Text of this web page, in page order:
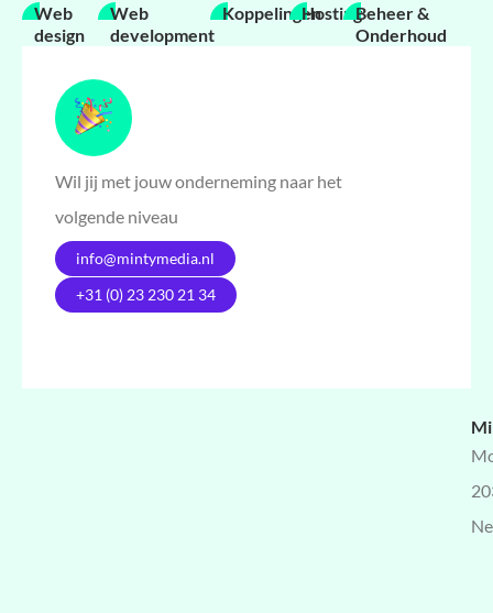
Web
design
Web
development
KoppelingenHostingBeheer &
Onderhoud
Wil jij met jouw onderneming naar het
volgende niveau
info@mintymedia.nl
+31 (0) 23 230 21 34